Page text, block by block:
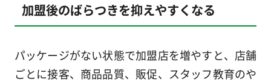
加盟後のばらつきを抑えやすくなる
パッケージがない状態で加盟店を増やすと、店舗
ごとに接客、商品品質、販促、スタッフ教育のや